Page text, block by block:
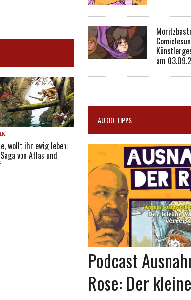
wollt ihr ewig leben:
von Atlas und
am
AUDIO-TIPPS
Podcast
Rose: Der